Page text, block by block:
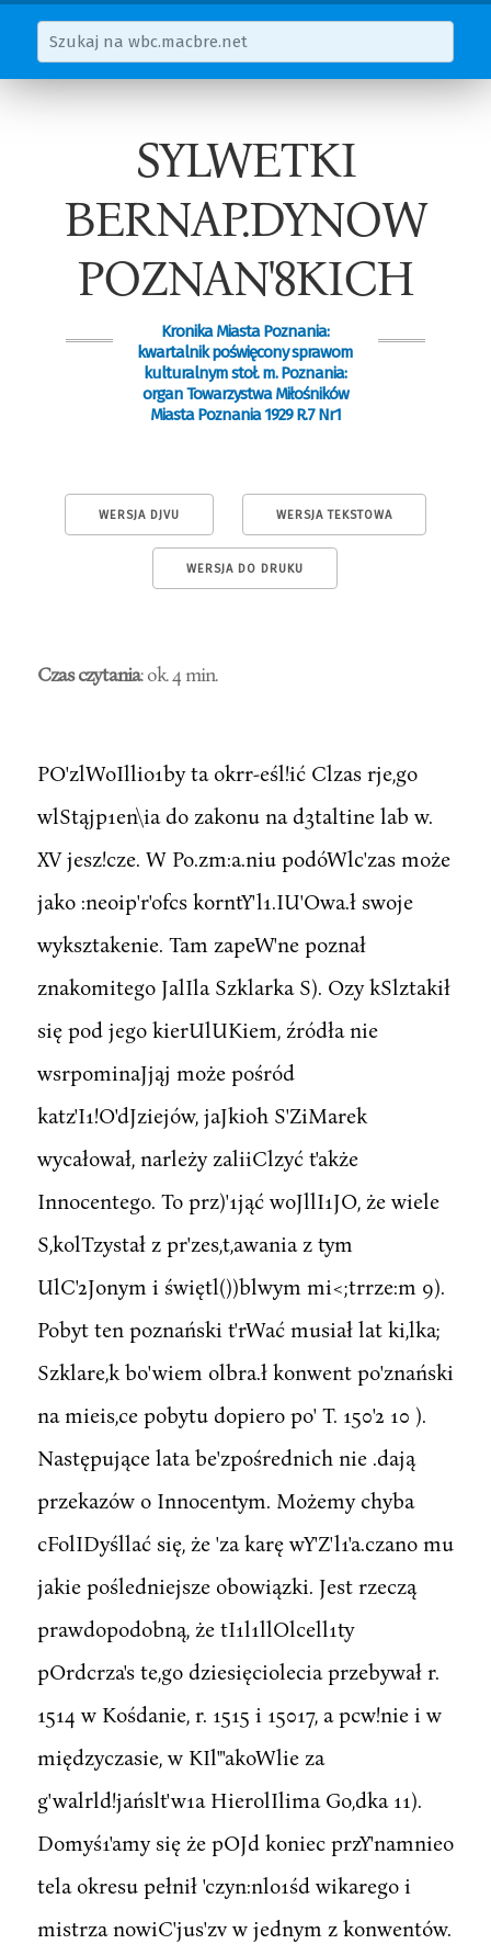
SYLWETKI
BERNAP.DYNOW
POZNAN'8KICH
Kronika Miasta Poznania:
kwartalnik poświęcony sprawom
kulturalnym stoł. m. Poznania:
organ Towarzystwa Miłośników
Miasta Poznania 1929 R.7 Nr1
WERSJA DJVU WERSJA TEKSTOWA
WERSJA DO DRUKU
Czas czytania: ok. 4 min.
PO'zlWoIllio1by ta okrr-eśl!ić Clzas rje,go
wlStąjp1en\ia do zakonu na d3taltine lab w.
XV jesz!cze. W Po.zm:a.niu podóWlc'zas może
jako :neoip'r'ofcs korntY'l1.IU'Owa.ł swoje
wyksztakenie. Tam zapeW'ne poznał
znakomitego JalIla Szklarka S). Ozy kSlztakił
się pod jego kierUlUKiem, źródła nie
wsrpominaJjąj może pośród
katz'I1!O'dJziejów, jaJkioh S'ZiMarek
wycałował, narleży zaliiClzyć t'akże
Innocentego. To prz)'1jąć woJllI1JO, że wiele
S,kolTzystał z pr'zes,t,awania z tym
UlC'2Jonym i świętl())blwym mi<;trrze:m 9).
Pobyt ten poznański t'rWać musiał lat ki,lka;
Szklare,k bo'wiem olbra.ł konwent po'znański
na mieis,ce pobytu dopiero po' T. 150'2 10 ).
Następujące lata be'zpośrednich nie .dają
przekazów o Innocentym. Możemy chyba
cFolIDyśllać się, że 'za karę wY'Z'l1'a.czano mu
jakie pośledniejsze obowiązki. Jest rzeczą
prawdopodobną, że tI1l1llOlcell1ty
pOrdcrza's te,go dziesięciolecia przebywał r.
1514 w Kośdanie, r. 1515 i 15017, a pcw!nie i w
międzyczasie, w KIl"'akoWlie za
g'walrld!jańslt'w1a HierolIlima Go,dka 11).
Domyś1'amy się że pOJd koniec przY'namnieo
tela okresu pełnił 'czyn:nlo1śd wikarego i
mistrza nowiC'jus'zv w jednym z konwentów.